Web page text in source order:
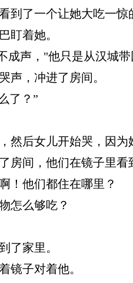
到了一个让她大吃一惊
盯着她。
成声，"他只是从汉城
声，冲进了房间。
了？ ”
然后女儿开始哭，因
房间，他们在镜子里
！他们都住在哪里？
怎么够吃？
了家里。
镜子对着他。